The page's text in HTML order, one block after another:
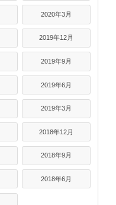
2020年3月
2019年12月
2019年9月
2019年6月
2019年3月
2018年12月
2018年9月
2018年6月